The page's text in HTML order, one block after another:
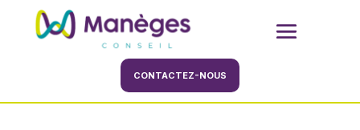
CONTACTEZ-NOUS